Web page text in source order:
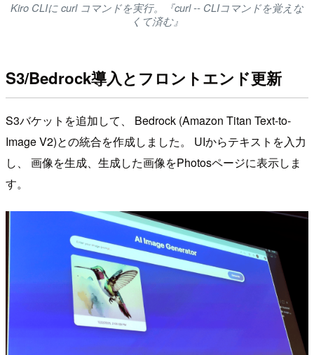
Kiro CLIに curl コマンドを実行。『curl -- CLIコマンドを覚えな
くて済む』
S3/Bedrock導入とフロントエンド更新
S3バケットを追加して、 Bedrock (Amazon Titan Text-to-
Image V2)との統合を作成しました。 UIからテキストを入力
し、 画像を生成、生成した画像をPhotosページに表示しま
す。